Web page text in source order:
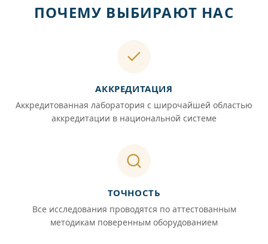
ПОЧЕМУ ВЫБИРАЮТ НАС
АККРЕДИТАЦИЯ
Аккредитованная лаборатория с широчайшей областью
аккредитации в национальной системе
ТОЧНОСТЬ
Все исследования проводятся по аттестованным
методикам поверенным оборудованием